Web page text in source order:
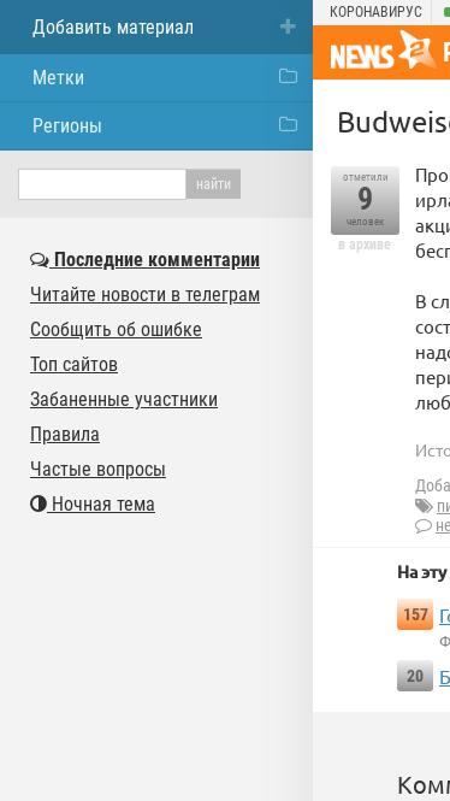
КОРОНАВИРУС
отметили
9
человек
в архиве
В
На
157
20
Добавить материал
Метки
Регионы
Последние комментарии
Читайте новости в телеграм
Сообщить об ошибке
Топ сайтов
Забаненные участники
Правила
Частые вопросы
Ночная тема